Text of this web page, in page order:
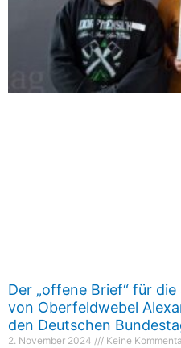
Der „offene Brief“ für
von Oberfeldwebel
den Deutschen
2. November 2024 Keine